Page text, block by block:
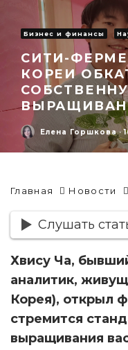
Бизнес и финансы
СИТИ-
КОРЕИ
Елена Горшкова ·
Главная Новости
Слушать
Хвису Ча,
аналитик,
Корея), открыл
стремится
выращивания